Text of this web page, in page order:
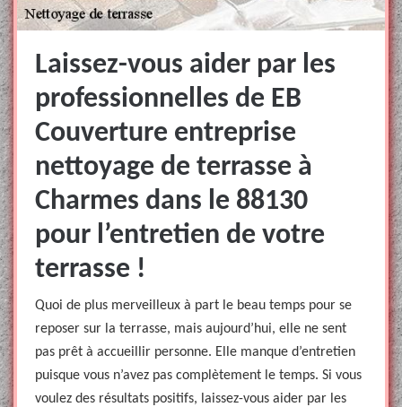
Laissez-vous aider par les
professionnelles de EB
Couverture entreprise
nettoyage de terrasse à
Charmes dans le 88130
pour l’entretien de votre
terrasse !
Quoi de plus merveilleux à part le beau temps pour se
reposer sur la terrasse, mais aujourd’hui, elle ne sent
pas prêt à accueillir personne. Elle manque d’entretien
puisque vous n’avez pas complètement le temps. Si vous
voulez des résultats positifs, laissez-vous aider par les